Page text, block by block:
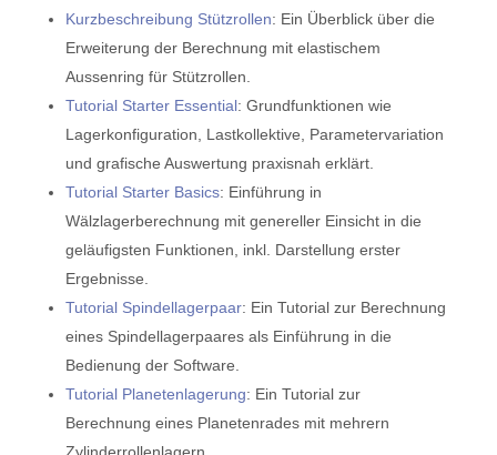
Kurzbeschreibung Stützrollen: Ein Überblick über die
Erweiterung der Berechnung mit elastischem
Aussenring für Stützrollen.
Tutorial Starter Essential: Grundfunktionen wie
Lagerkonfiguration, Lastkollektive, Parametervariation
und grafische Auswertung praxisnah erklärt.
Tutorial Starter Basics: Einführung in
Wälzlagerberechnung mit genereller Einsicht in die
geläufigsten Funktionen, inkl. Darstellung erster
Ergebnisse.
Tutorial Spindellagerpaar: Ein Tutorial zur Berechnung
eines Spindellagerpaares als Einführung in die
Bedienung der Software.
Tutorial Planetenlagerung: Ein Tutorial zur
Berechnung eines Planetenrades mit mehrern